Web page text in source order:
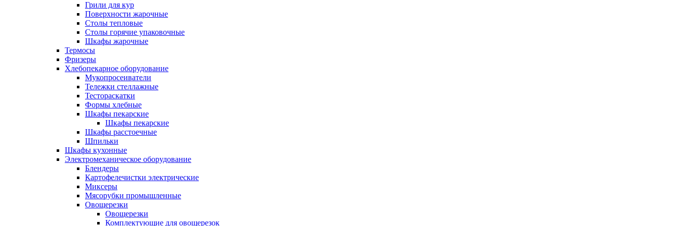
Грили для кур
Поверхности жарочные
Столы тепловые
Столы горячие упаковочные
Шкафы жарочные
Термосы
Фризеры
Хлебопекарное оборудование
Мукопросеиватели
Тележки стеллажные
Тестораскатки
Формы хлебные
Шкафы пекарские
Шкафы пекарские
Шкафы расстоечные
Шпильки
Шкафы кухонные
Электромеханическое оборудование
Блендеры
Картофелечистки электрические
Миксеры
Мясорубки промышленные
Овощерезки
Овощерезки
Комплектующие для овощерезок